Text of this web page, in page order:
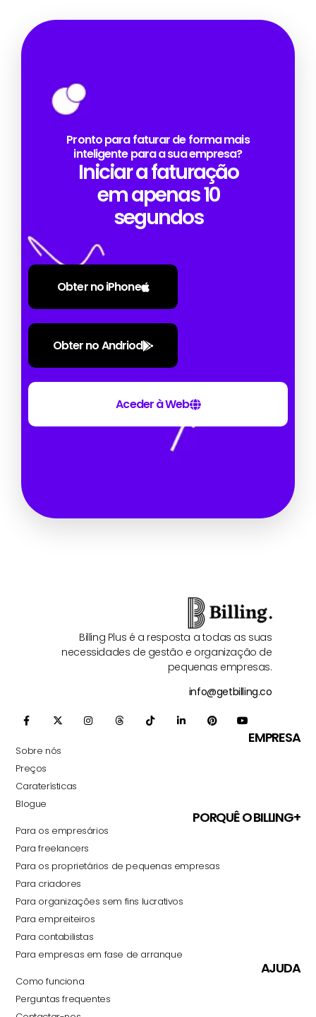
Pronto para faturar de forma mais
inteligente para a sua empresa?
Iniciar a faturação
em apenas 10
segundos
Obter no iPhone
Obter no Andriod
Aceder à Web
Billing Plus é a resposta a todas as suas
necessidades de gestão e organização de
pequenas empresas.
info@getbilling.co
EMPRESA
Sobre nós
Preços
Caraterísticas
Blogue
PORQUÊ O BILLING+
Para os empresários
Para freelancers
Para os proprietários de pequenas empresas
Para criadores
Para organizações sem fins lucrativos
Para empreiteiros
Para contabilistas
Para empresas em fase de arranque
AJUDA
Como funciona
Perguntas frequentes